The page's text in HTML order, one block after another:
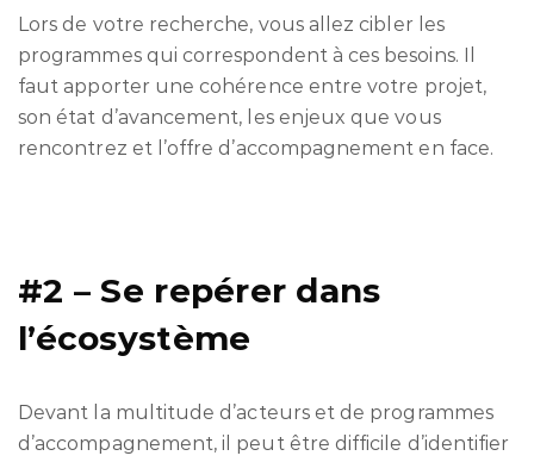
Lors de votre recherche, vous allez cibler les
programmes qui correspondent à ces besoins. Il
faut apporter une cohérence entre votre projet,
son état d’avancement, les enjeux que vous
rencontrez et l’offre d’accompagnement en face.
#2 – Se repérer dans
l’écosystème
Devant la multitude d’acteurs et de programmes
d’accompagnement, il peut être difficile d’identifier